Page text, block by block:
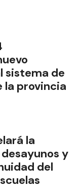
sistema de
la provincia
la
y
del